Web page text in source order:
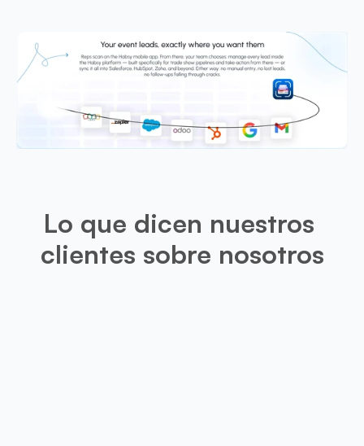
Lo que dicen nuestros
clientes sobre nosotros